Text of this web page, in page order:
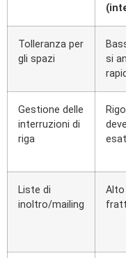
Tolleranza per
gli spazi
si
Gestione delle
interruzioni di
riga
Liste di
inoltro/mailing
Alto